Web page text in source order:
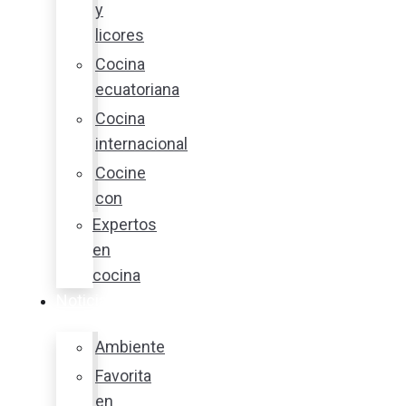
y
licores
Cocina
ecuatoriana
Cocina
internacional
Cocine
con
Expertos
en
cocina
Ambiente
Favorita
en